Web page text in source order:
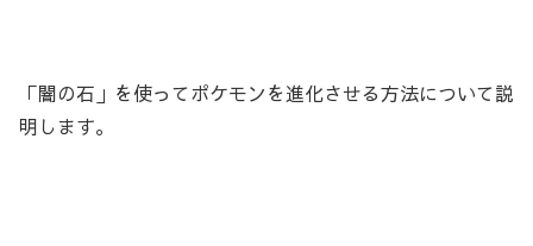
「闇の石」を使ってポケモンを進化させる方法について説
明します。